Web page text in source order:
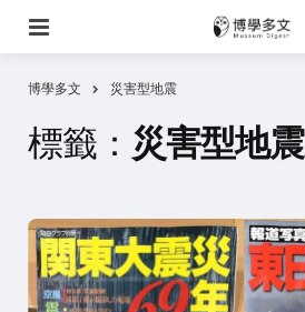
博學多文 災害型地震
標籤： 災害型地震